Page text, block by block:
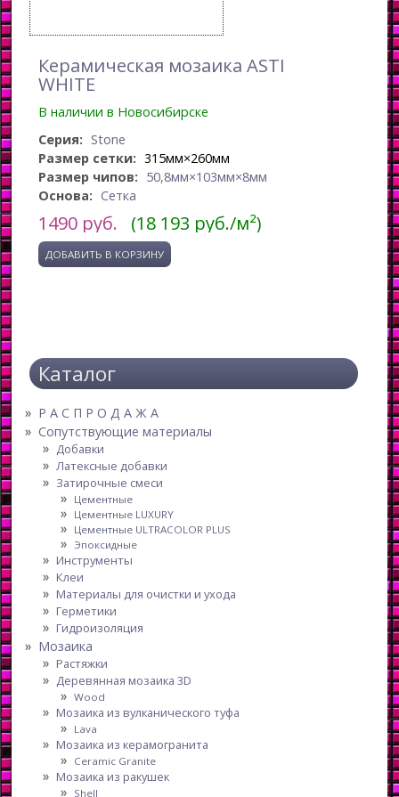
Керамическая мозаика ASTI
WHITE
В наличии в Новосибирске
Серия: Stone
Размер сетки: 315мм×260мм
Размер чипов: 50,8мм×103мм×8мм
Основа: Сетка
1490 руб. (18 193 руб./м²)
Каталог
Р А С П Р О Д А Ж А
Сопутствующие материалы
Добавки
Латексные добавки
Затирочные смеси
Цементные
Цементные LUXURY
Цементные ULTRACOLOR PLUS
Эпоксидные
Инструменты
Клеи
Материалы для очистки и ухода
Герметики
Гидроизоляция
Мозаика
Растяжки
Деревянная мозаика 3D
Wood
Мозаика из вулканического туфа
Lava
Мозаика из керамогранита
Ceramic Granite
Мозаика из ракушек
Shell